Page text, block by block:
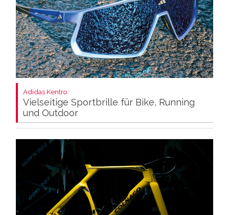
Adidas Kentro:
Vielseitige Sportbrille für Bike, Running
und Outdoor